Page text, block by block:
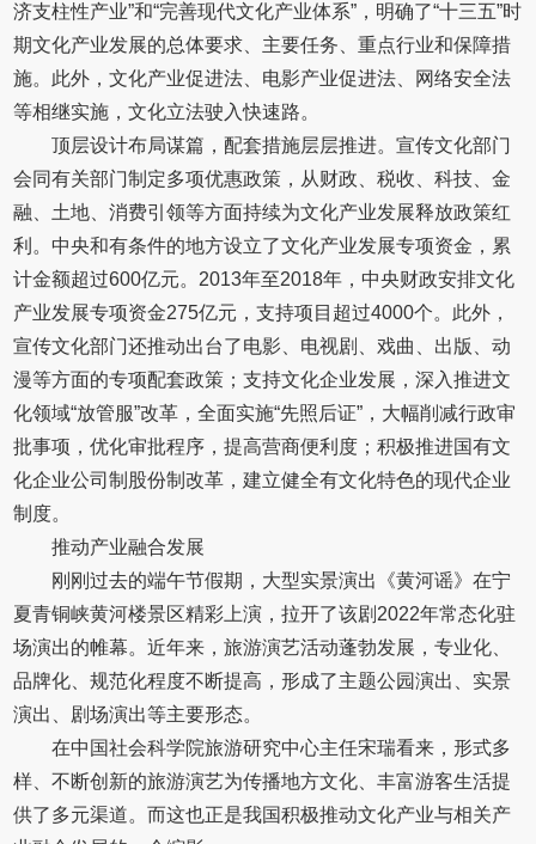
济支柱性产业”和“完善现代文化产业体系”，明确了“十三五”时
期文化产业发展的总体要求、主要任务、重点行业和保障措
施。此外，文化产业促进法、电影产业促进法、网络安全法
等相继实施，文化立法驶入快速路。
顶层设计布局谋篇，配套措施层层推进。宣传文化部门
会同有关部门制定多项优惠政策，从财政、税收、科技、金
融、土地、消费引领等方面持续为文化产业发展释放政策红
利。中央和有条件的地方设立了文化产业发展专项资金，累
计金额超过600亿元。2013年至2018年，中央财政安排文化
产业发展专项资金275亿元，支持项目超过4000个。此外，
宣传文化部门还推动出台了电影、电视剧、戏曲、出版、动
漫等方面的专项配套政策；支持文化企业发展，深入推进文
化领域“放管服”改革，全面实施“先照后证”，大幅削减行政审
批事项，优化审批程序，提高营商便利度；积极推进国有文
化企业公司制股份制改革，建立健全有文化特色的现代企业
制度。
推动产业融合发展
刚刚过去的端午节假期，大型实景演出《黄河谣》在宁
夏青铜峡黄河楼景区精彩上演，拉开了该剧2022年常态化驻
场演出的帷幕。近年来，旅游演艺活动蓬勃发展，专业化、
品牌化、规范化程度不断提高，形成了主题公园演出、实景
演出、剧场演出等主要形态。
在中国社会科学院旅游研究中心主任宋瑞看来，形式多
样、不断创新的旅游演艺为传播地方文化、丰富游客生活提
供了多元渠道。而这也正是我国积极推动文化产业与相关产